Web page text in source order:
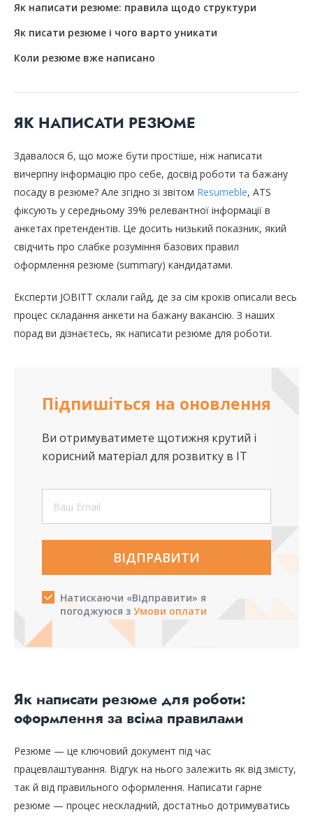
ЯК НАПИСАТИ РЕЗЮМЕ
Здавалося б, що може бути простіше, ніж написати
вичерпну інформацію про себе, досвід роботи та бажану
посаду в резюме? Але згідно зі звітом Resumeble, ATS
фіксують у середньому 39% релевантної інформації в
анкетах претендентів. Це досить низький показник, який
свідчить про слабке розуміння базових правил
оформлення резюме (summary) кандидатами.
Експерти JOBITT склали гайд, де за сім кроків описали весь
процес складання анкети на бажану вакансію. З наших
порад ви дізнаєтесь, як написати резюме для роботи.
Підпишіться на оновлення
Ви отримуватимете щотижня крутий і
корисний матеріал для розвитку в IT
ВІДПРАВИТИ
Натискаючи «Відправити» я
погоджуюся з Умови оплати
Як написати резюме для роботи:
оформлення за всіма правилами
Резюме — це ключовий документ під час
працевлаштування. Відгук на нього залежить як від змісту,
так й від правильного оформлення. Написати гарне
резюме — процес нескладний, достатньо дотримуватись
Як написати резюме: правила щодо структури
Як писати резюме і чого варто уникати
Коли резюме вже написано